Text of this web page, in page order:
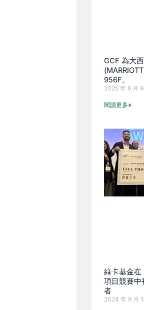
GCF 為大
956F。
2025 年 6 月 9
閱讀更多»
綠卡基金在
項目競賽中
者
2024 年 9 月